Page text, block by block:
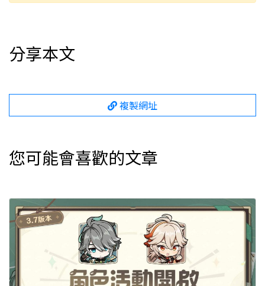
分享本文
複製網址
您可能會喜歡的文章